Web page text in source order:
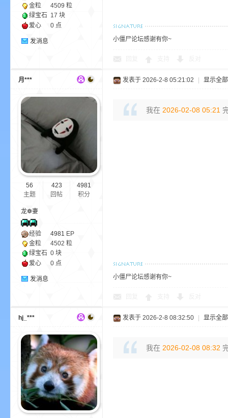
金粒
4509 粒
绿宝石 17 块
爱心
0 点
发消息 小僵尸论坛感谢有你~
月***
56
主题
423
回帖
4981
积分
龙❁妻
经验 4981 EP
金粒
4502 粒
绿宝石 0 块
爱心
0 点
发消息
发表于 2026-2-8 05:21:02 显示全
我在 2026-02-08 05:21
小僵尸论坛感谢有你~
hj_*** 发表于 2026-2-8 08:32:50 显示全
我在 2026-02-08 08:32